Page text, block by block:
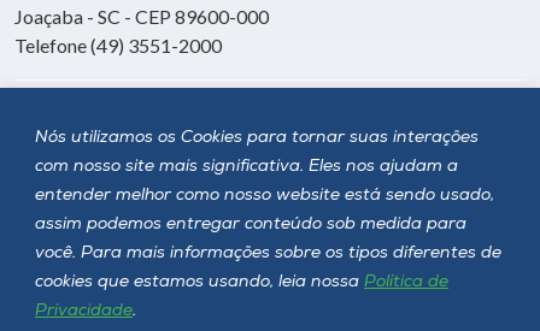
Nós utilizamos os Cookies para tornar suas interações
com nosso site mais significativa. Eles nos ajudam a
entender melhor como nosso website está sendo usado,
assim podemos entregar conteúdo sob medida para
você. Para mais informações sobre os tipos diferentes de
cookies que estamos usando, leia nossa Política de
Privacidade.
Joaçaba - SC - CEP 89600-000
Telefone (49) 3551-2000
Siga a Unoesc